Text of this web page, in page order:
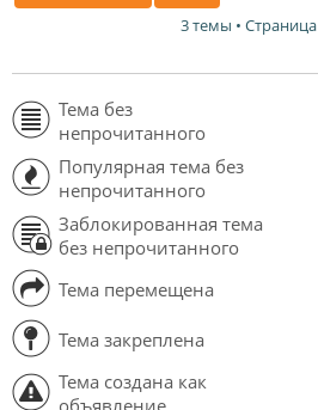
3 темы • Страница
Тема без
непрочитанного
Популярная тема без
непрочитанного
Заблокированная тема
без непрочитанного
Тема перемещена
Тема закреплена
Тема создана как
объявление